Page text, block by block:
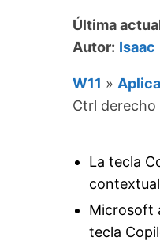
Última
Autor: Isaac
W11 »
Ctrl derecho
La tecla
Microsoft
tecla